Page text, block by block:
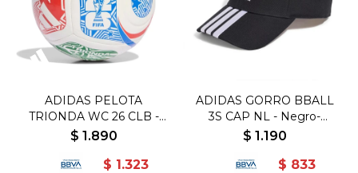
ADIDAS PELOTA
TRIONDA WC 26 CLB -
Blanco-Rojo
$ 1.890
$ 1.323
ADIDAS GORRO BBALL
3S CAP NL - Negro-
Blanco
$ 1.190
$ 833